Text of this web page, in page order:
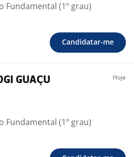
Fundamental (1º grau)
Candidatar-me
GUAÇU Hoje
Fundamental (1º grau)